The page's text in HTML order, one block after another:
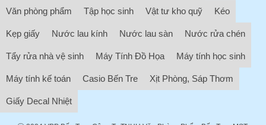
Văn phòng phẩm Tập học sinh Vật tư kho quỹ Kéo
Kẹp giấy Nước lau kính Nước lau sàn Nước rửa chén
Tẩy rửa nhà vệ sinh Máy Tính Đồ Họa Máy tính học sinh
Máy tính kế toán Casio Bến Tre Xịt Phòng, Sáp Thơm
Giấy Decal Nhiệt